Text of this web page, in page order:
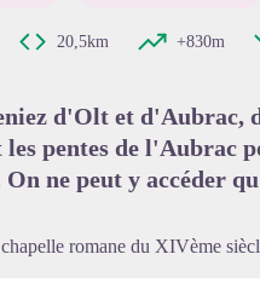
20,5km +830m
d'Olt et d'Aubrac,
pentes de l'Aubrac
ne peut y accéder
romane du XIVème